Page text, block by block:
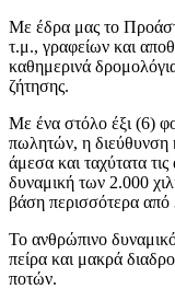
Με έδρα μας τo
τ.μ., γραφείων και
καθημερινά
ζήτησης.
Με ένα στόλο έξι (6)
πωλητών, η διεύθυνση
άμεσα και ταχύτατα
δυναμική των 2.000
βάση περισσότερα
Το ανθρώπινο
πείρα και μακρά
ποτών.